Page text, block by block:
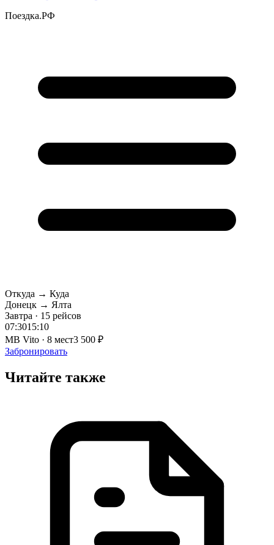
Поездка.РФ
Откуда → Куда
Донецк → Ялта
Завтра · 15 рейсов
07:3015:10
MB Vito · 8 мест3 500 ₽
Забронировать
Читайте также